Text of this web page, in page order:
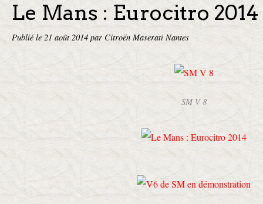
Le Mans : Eurocitro 2014
Publié le 21 août 2014 par Citroën Maserati Nantes
SM V 8